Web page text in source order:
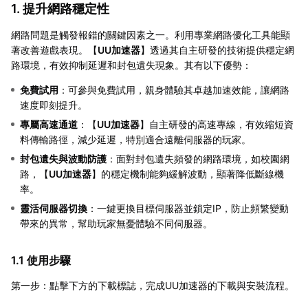
1. 提升網路穩定性
網路問題是觸發報錯的關鍵因素之一。利用專業網路優化工具能顯
著改善遊戲表現。【UU加速器】透過其自主研發的技術提供穩定網
路環境，有效抑制延遲和封包遺失現象。其有以下優勢：
免費試用 ：可參與免費試用，親身體驗其卓越加速效能，讓網路
速度即刻提升。
專屬高速通道 ：【UU加速器】自主研發的高速專線，有效縮短資
料傳輸路徑，減少延遲，特別適合遠離伺服器的玩家。
封包遺失與波動防護 ：面對封包遺失頻發的網路環境，如校園網
路，【UU加速器】的穩定機制能夠緩解波動，顯著降低斷線機
率。
靈活伺服器切換 ：一鍵更換目標伺服器並鎖定IP，防止頻繁變動
帶來的異常，幫助玩家無憂體驗不同伺服器。
1.1 使用步驟
第一步：點擊下方的下載標誌，完成UU加速器的下載與安裝流程。